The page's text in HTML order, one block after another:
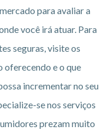
para avaliar a
você irá atuar. Para
seguras, visite os
oferecendo e o que
incrementar no seu
se nos serviços
prezam muito